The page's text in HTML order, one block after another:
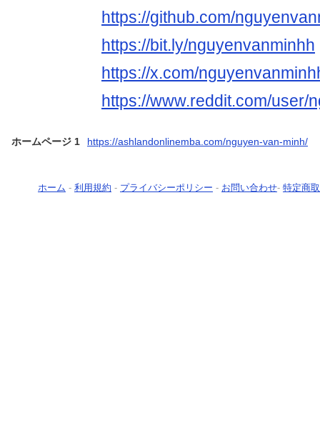
https://github.com/
https://bit.ly/nguyenvanminhh
https://x.com/
https://www.reddit.com/user/
ホームページ 1 https://ashlandonlinemba.com/nguyen-van-minh/
ホーム - 利用規約 - プライバシーポリシー - お問い合わせ- 特定商